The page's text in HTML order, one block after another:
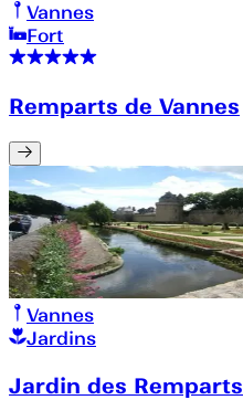
Vannes
Fort
Remparts de Vannes
Vannes
Jardins
Jardin des Remparts